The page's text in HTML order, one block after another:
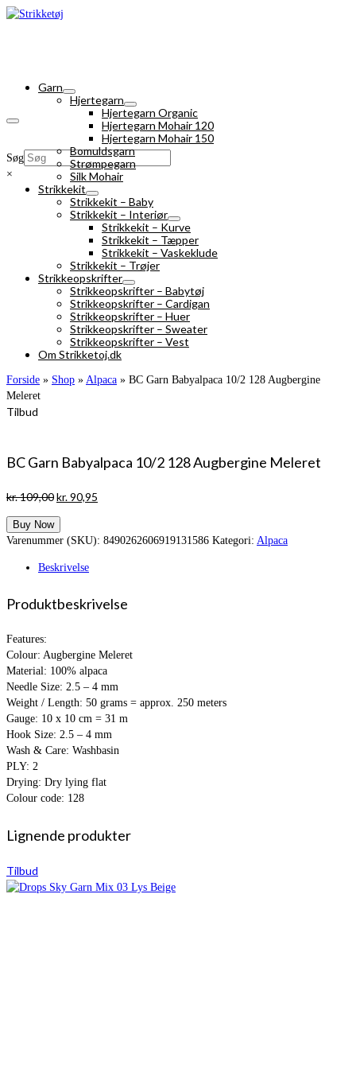
Søg
×
Garn
Hjertegarn
Hjertegarn Organic
Hjertegarn Mohair 120
Hjertegarn Mohair 150
Bomuldsgarn
Strømpegarn
Silk Mohair
Strikkekit
Strikkekit – Baby
Strikkekit – Interiør
Strikkekit – Kurve
Strikkekit – Tæpper
Strikkekit – Vaskeklude
Strikkekit – Trøjer
Strikkeopskrifter
Strikkeopskrifter – Babytøj
Strikkeopskrifter – Cardigan
Strikkeopskrifter – Huer
Strikkeopskrifter – Sweater
Strikkeopskrifter – Vest
Om Strikketoj.dk
Forside » Shop » Alpaca » BC Garn Babyalpaca 10/2 128 Augbergine
Meleret
Tilbud
BC Garn Babyalpaca 10/2 128 Augbergine Meleret
kr.109,00Den
pris
var:
kr.90,95
er:
Buy Now
Varenummer (SKU): 8490262606919131586 Kategori: Alpaca
Beskrivelse
Produktbeskrivelse
Features:
Colour: Augbergine Meleret
Material: 100% alpaca
Needle Size: 2.5 – 4 mm
Weight / Length: 50 grams = approx. 250 meters
Gauge: 10 x 10 cm = 31 m
Hook Size: 2.5 – 4 mm
Wash & Care: Washbasin
PLY: 2
Drying: Dry lying flat
Colour code: 128
Lignende produkter
Tilbud